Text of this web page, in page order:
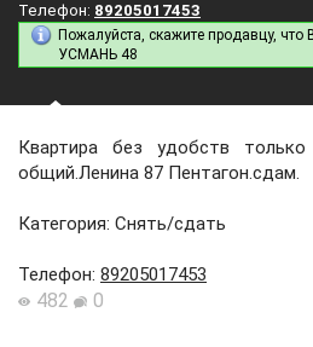
Телефон: 89205017453
Пожалуйста, скажите продавцу,
УСМАНЬ 48
Квартира без удобств
общий.Ленина 87 Пентагон.сдам.
Категория: Снять/сдать
Телефон: 89205017453
482 0